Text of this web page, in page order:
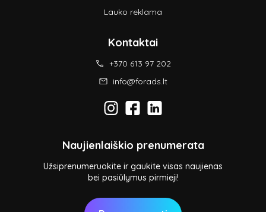
Lauko reklama
Kontaktai
+370 613 97 202
info@forads.lt
Naujienlaiškio prenumerata
Užsiprenumeruokite ir gaukite visas naujienas
bei pasiūlymus pirmieji!